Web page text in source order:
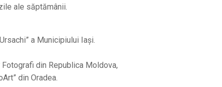
ale săptămânii.
a Municipiului Iaşi.
din Republica Moldova,
din Oradea.